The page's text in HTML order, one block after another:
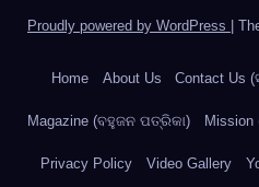
Proudly powered by WordPress
Home About Us Contact Us
Magazine (ବହୁଜନ ପତ୍ରିକା)
Privacy Policy Video Gallery